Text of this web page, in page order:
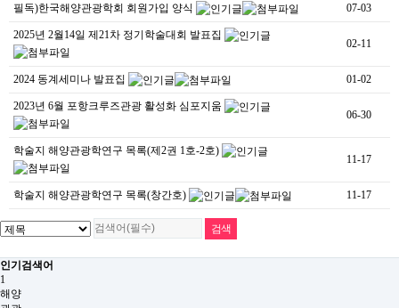
필독)한국해양관광학회 회원가입 양식 07-03
2025년 2월14일 제21차 정기학술대회 발표집
02-11
2024 동계세미나 발표집 01-02
2023년 6월 포항크루즈관광 활성화 심포지움
06-30
학술지 해양관광학연구 목록(제2권 1호-2호)
11-17
학술지 해양관광학연구 목록(창간호) 11-17
인기검색어
1
해양